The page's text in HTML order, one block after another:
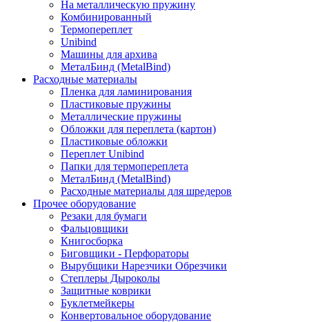
На металлическую пружину
Комбинированный
Термопереплет
Unibind
Машины для архива
МеталБинд (MetalBind)
Расходные материалы
Пленка для ламинирования
Пластиковые пружины
Металлические пружины
Обложки для переплета (картон)
Пластиковые обложки
Переплет Unibind
Папки для термопереплета
МеталБинд (MetalBind)
Расходные материалы для шредеров
Прочее оборудование
Резаки для бумаги
Фальцовщики
Книгосборка
Биговщики - Перфораторы
Вырубщики Нарезчики Обрезчики
Степлеры Дыроколы
Защитные коврики
Буклетмейкеры
Конвертовальное оборудование